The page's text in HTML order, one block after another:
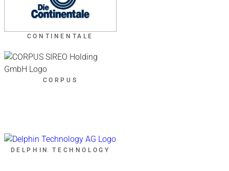
CONTINENTALE
CORPUS
DELPHIN TECHNOLOGY